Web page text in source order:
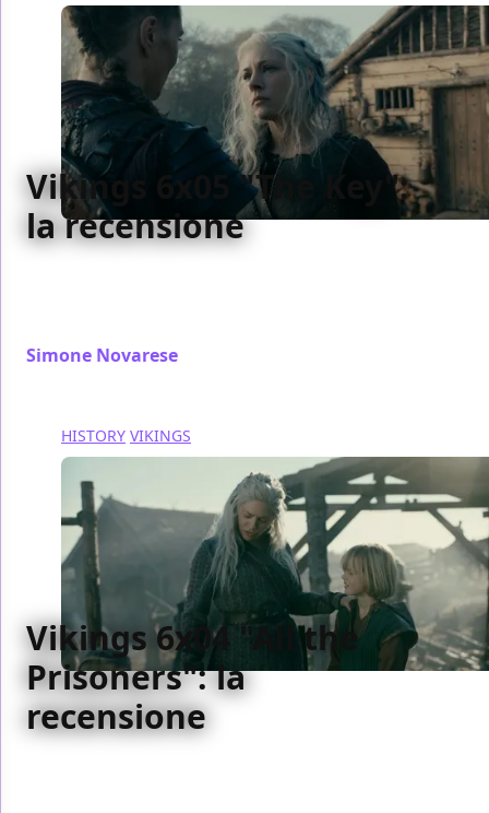
Vikings 6x05 "The Key":
la recensione
Simone Novarese
HISTORY VIKINGS
Vikings 6x04 "All the
Prisoners": la
recensione